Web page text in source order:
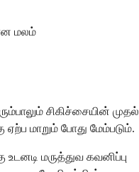
மலம்
சிகிச்சையின் முதல்
மாறும் போது மேம்படும்.
மருத்துவ கவனிப்பு